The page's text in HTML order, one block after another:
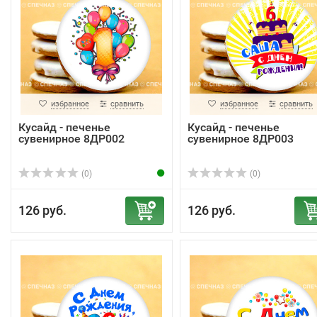
избранное сравнить
Кусайд - печенье
сувенирное 8ДР002
(0)
126 руб.
избранное сравнить
Кусайд - печенье
сувенирное 8ДР003
(0)
126 руб.